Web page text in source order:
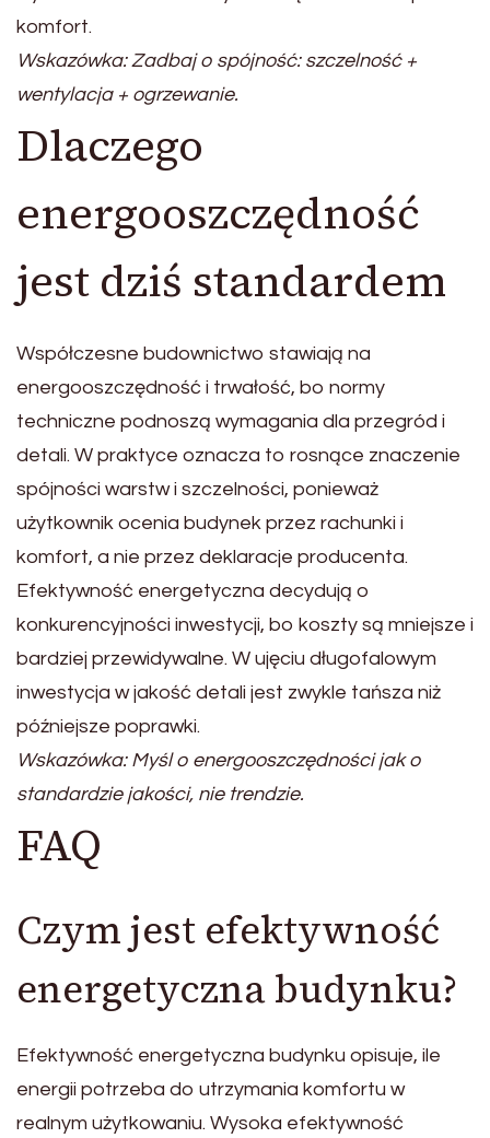
komfort.
Wskazówka: Zadbaj o spójność: szczelność +
wentylacja + ogrzewanie.
Dlaczego
energooszczędność
jest dziś standardem
Współczesne budownictwo stawiają na
energooszczędność i trwałość, bo normy
techniczne podnoszą wymagania dla przegród i
detali. W praktyce oznacza to rosnące znaczenie
spójności warstw i szczelności, ponieważ
użytkownik ocenia budynek przez rachunki i
komfort, a nie przez deklaracje producenta.
Efektywność energetyczna decydują o
konkurencyjności inwestycji, bo koszty są mniejsze i
bardziej przewidywalne. W ujęciu długofalowym
inwestycja w jakość detali jest zwykle tańsza niż
późniejsze poprawki.
Wskazówka: Myśl o energooszczędności jak o
standardzie jakości, nie trendzie.
FAQ
Czym jest efektywność
energetyczna budynku?
Efektywność energetyczna budynku opisuje, ile
energii potrzeba do utrzymania komfortu w
realnym użytkowaniu. Wysoka efektywność